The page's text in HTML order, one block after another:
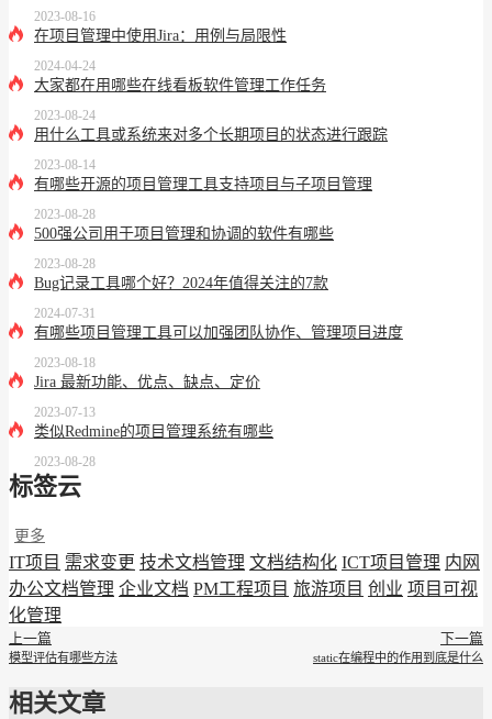
2023-08-16
在项目管理中使用Jira：用例与局限性
2024-04-24
大家都在用哪些在线看板软件管理工作任务
2023-08-24
用什么工具或系统来对多个长期项目的状态进行跟踪
2023-08-14
有哪些开源的项目管理工具支持项目与子项目管理
2023-08-28
500强公司用于项目管理和协调的软件有哪些
2023-08-28
Bug记录工具哪个好？2024年值得关注的7款
2024-07-31
有哪些项目管理工具可以加强团队协作、管理项目进度
2023-08-18
Jira 最新功能、优点、缺点、定价
2023-07-13
类似Redmine的项目管理系统有哪些
2023-08-28
标签云
更多
IT项目 需求变更 技术文档管理 文档结构化 ICT项目管理 内网
办公文档管理 企业文档 PM工程项目 旅游项目 创业 项目可视
化管理
上一篇
模型评估有哪些方法
下一篇
static在编程中的作用到底是什么
相关文章